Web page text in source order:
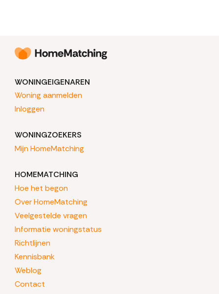
WONINGEIGENAREN
Woning aanmelden
Inloggen
WONINGZOEKERS
Mijn HomeMatching
HOMEMATCHING
Hoe het begon
Over HomeMatching
Veelgestelde vragen
Informatie woningstatus
Richtlijnen
Kennisbank
Weblog
Contact